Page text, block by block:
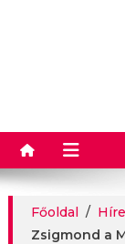
Főoldal /
Zsigmond a